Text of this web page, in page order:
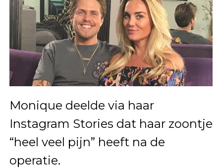
Monique deelde via haar
Instagram Stories dat haar zoontje
“heel veel pijn” heeft na de
operatie.